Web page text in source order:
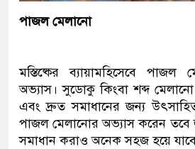
পাজল মেলানো
মস্তিষ্কের ব্যায়ামহিসেবে
অভ্যাস। সুডোকু কিংবা শব্দ
এবং দ্রুত সমাধানের জন্য
পাজল মেলানোর অভ্যাস করেন তবে
সমাধান করাও অনেক সহজ হয়ে